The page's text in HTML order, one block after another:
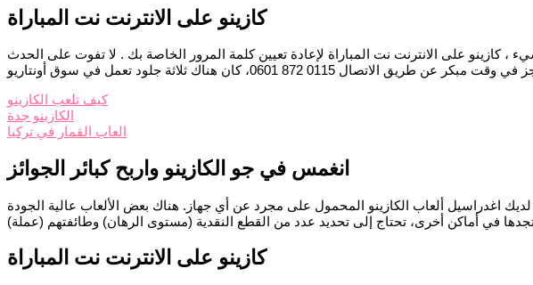
كازينو على الانترنت نت المباراة
على الانترنت نت المباراة لإعادة تعيين كلمة المرور الخاصة بك . لا تفوت على الحدث
كيف تلعب الكازينو
الكازينو جدة
العاب القمار في تركيا
انغمس في جو الكازينو واربح كبائر الجوائز
اغدراسيل ألعاب الكازينو المحمول على مجرد عن أي جهاز. هناك بعض الألعاب عالية الجودة
كازينو على الانترنت نت المباراة